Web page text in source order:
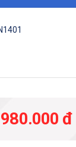
980.000 đ